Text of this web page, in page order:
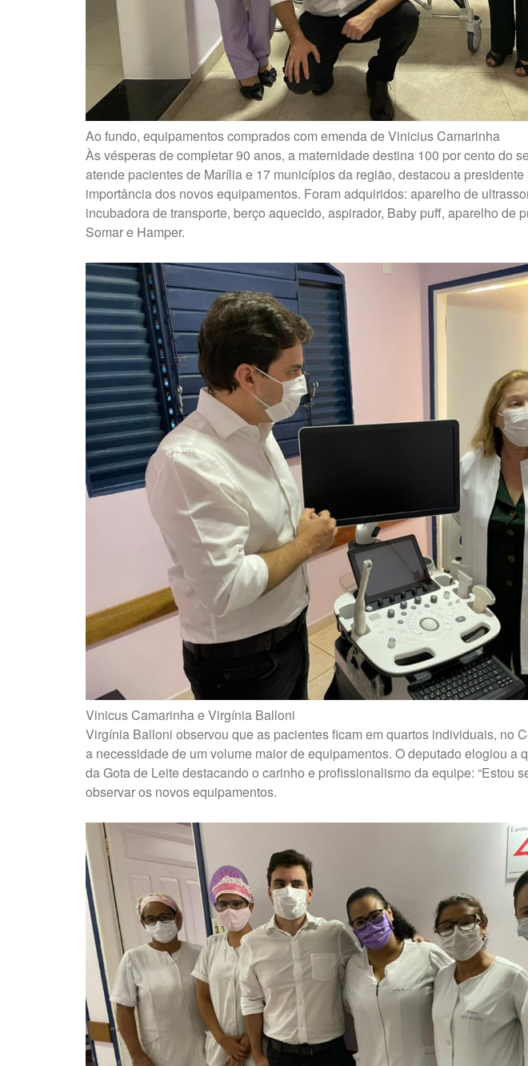
Ao fundo, equipamentos comprados com emenda de Vinicius Camarinha
Às vésperas de completar 90 anos, a maternidade destina 100 por cento do
atende pacientes de Marília e 17 municípios da região, destacou a
importância dos novos equipamentos. Foram adquiridos: aparelho de
incubadora de transporte, berço aquecido, aspirador, Baby puff, aparelho de
Somar e Hamper.
Vinicus Camarinha e Virgínia Balloni
Virgínia Balloni observou que as pacientes ficam em quartos individuais, no
a necessidade de um volume maior de equipamentos. O deputado elogiou a
da Gota de Leite destacando o carinho e profissionalismo da equipe: “Estou
observar os novos equipamentos.